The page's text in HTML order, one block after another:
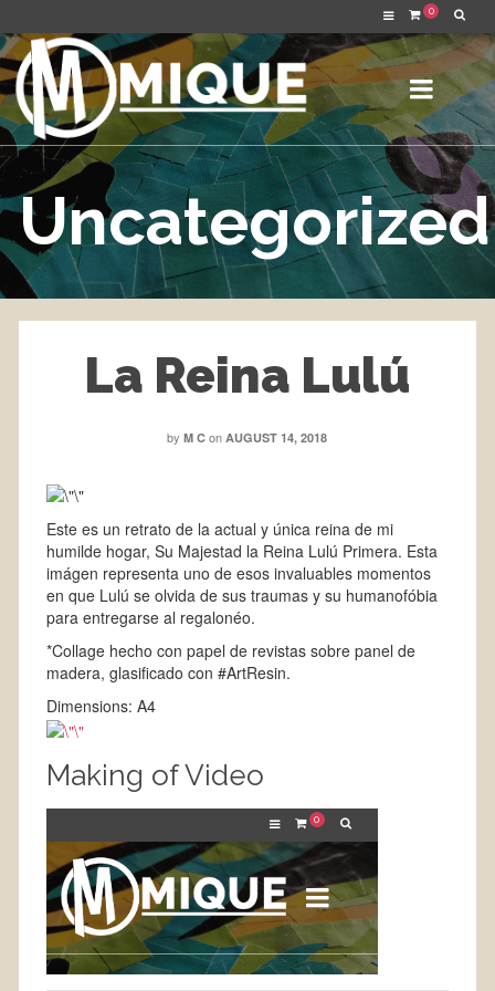
0
Uncategorized
La Reina Lulú
byM C onAUGUST 14, 2018
Este es un retrato de la actual y única reina de mi
humilde hogar, Su Majestad la Reina Lulú Primera. Esta
imágen representa uno de esos invaluables momentos
en que Lulú se olvida de sus traumas y su humanofóbia
para entregarse al regalonéo.
*Collage hecho con papel de revistas sobre panel de
madera, glasificado con #ArtResin.
Dimensions: A4
Making of Video